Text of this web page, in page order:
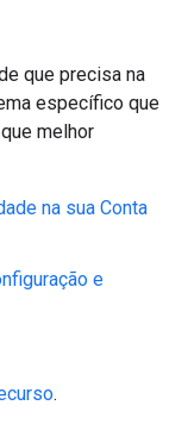
que precisa na
específico que
melhor
na sua Conta
e
.